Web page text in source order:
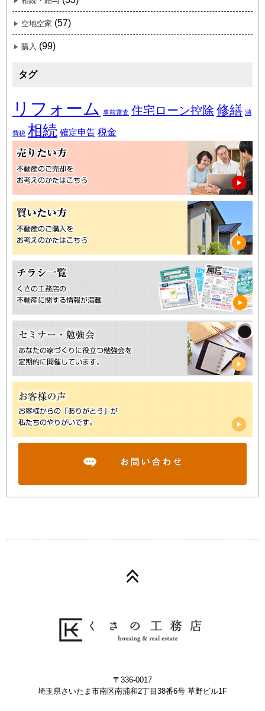
空地空家 (57)
購入 (99)
タグ
リフォーム 事前審査 住宅ローン控除 修繕 消
費税 相続 確定申告 税金
〒336-0017
埼玉県さいたま市南区南浦和2丁目38番6号 草野ビル1F